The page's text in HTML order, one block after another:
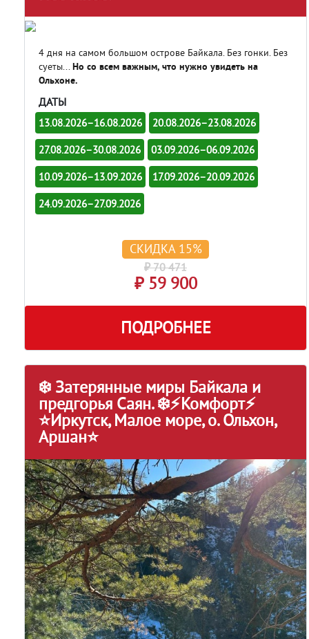
4 дня на самом большом острове Байкала. Без гонки. Без
суеты...Но со всем важным, что нужно увидеть на
Ольхоне.
ДАТЫ
13.08.2026–16.08.2026 20.08.2026–23.08.2026
27.08.2026–30.08.2026 03.09.2026–06.09.2026
10.09.2026–13.09.2026 17.09.2026–20.09.2026
24.09.2026–27.09.2026
СКИДКА 15%
₽ 70 471
₽ 59 900
ПОДРОБНЕЕ
❄️ Затерянные миры Байкала и
предгорья Саян. ❄️⚡Комфорт⚡
⭐Иркутск, Малое море, о. Ольхон,
Аршан⭐